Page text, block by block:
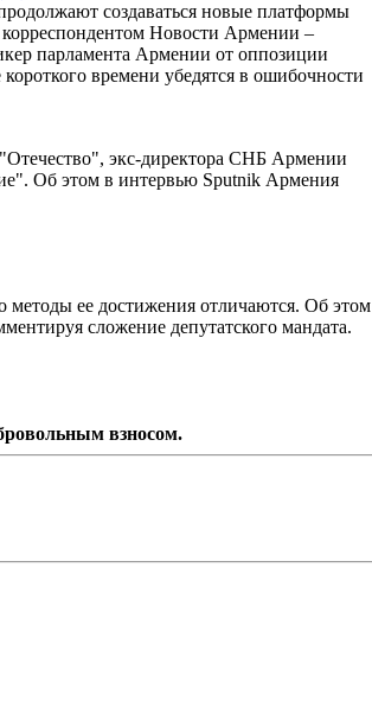
создаваться новые платформы
Новости Армении –
парламента Армении от оппозиции
времени убедятся в ошибочности
экс-директора СНБ Армении
Об этом в интервью Sputnik Армения
ее достижения отличаются. Об этом
сложение депутатского мандата.
взносом.